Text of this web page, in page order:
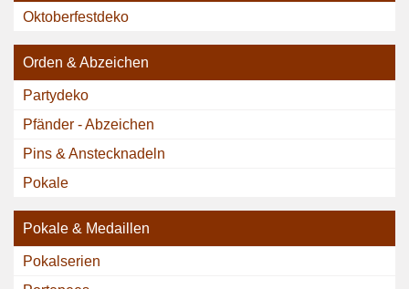
Oktoberfestdeko
Orden & Abzeichen
Partydeko
Pfänder - Abzeichen
Pins & Anstecknadeln
Pokale
Pokale & Medaillen
Pokalserien